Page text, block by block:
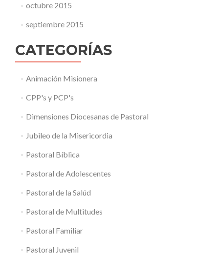
octubre 2015
septiembre 2015
CATEGORÍAS
Animación Misionera
CPP's y PCP's
Dimensiones Diocesanas de Pastoral
Jubileo de la Misericordia
Pastoral Bíblica
Pastoral de Adolescentes
Pastoral de la Salúd
Pastoral de Multitudes
Pastoral Familiar
Pastoral Juvenil